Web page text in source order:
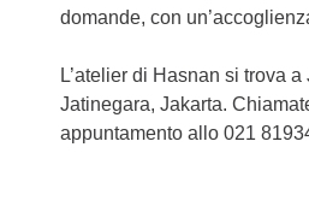
domande, con
L’atelier di Hasnan si trova a
Jatinegara, Jakarta.
appuntamento allo 021